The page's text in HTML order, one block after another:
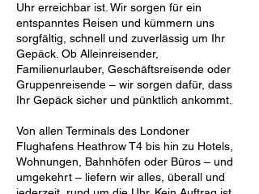
Uhr erreichbar ist. Wir sorgen für ein
entspanntes Reisen und kümmern uns
sorgfältig, schnell und zuverlässig um Ihr
Gepäck. Ob Alleinreisender,
Familienurlauber, Geschäftsreisende oder
Gruppenreisende – wir sorgen dafür, dass
Ihr Gepäck sicher und pünktlich ankommt.
Von allen Terminals des Londoner
Flughafens Heathrow T4 bis hin zu Hotels,
Wohnungen, Bahnhöfen oder Büros – und
umgekehrt – liefern wir alles, überall und